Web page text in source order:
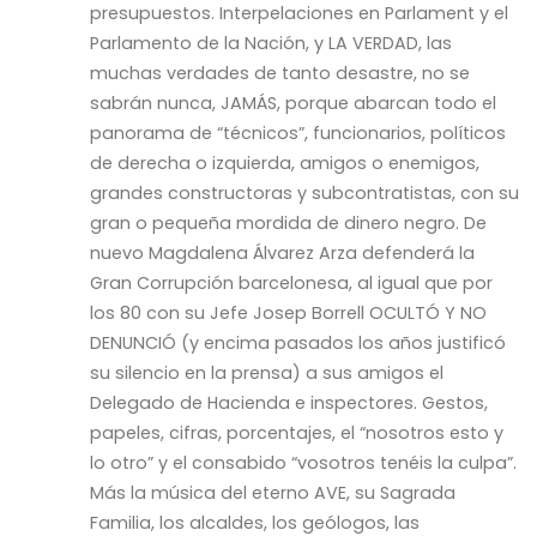
presupuestos. Interpelaciones en Parlament y el
Parlamento de la Nación, y LA VERDAD, las
muchas verdades de tanto desastre, no se
sabrán nunca, JAMÁS, porque abarcan todo el
panorama de “técnicos”, funcionarios, políticos
de derecha o izquierda, amigos o enemigos,
grandes constructoras y subcontratistas, con su
gran o pequeña mordida de dinero negro. De
nuevo Magdalena Álvarez Arza defenderá la
Gran Corrupción barcelonesa, al igual que por
los 80 con su Jefe Josep Borrell OCULTÓ Y NO
DENUNCIÓ (y encima pasados los años justificó
su silencio en la prensa) a sus amigos el
Delegado de Hacienda e inspectores. Gestos,
papeles, cifras, porcentajes, el “nosotros esto y
lo otro” y el consabido “vosotros tenéis la culpa”.
Más la música del eterno AVE, su Sagrada
Familia, los alcaldes, los geólogos, las